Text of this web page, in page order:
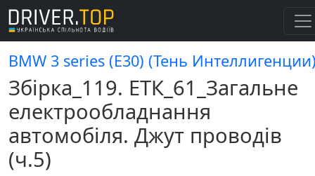
BMW 3 series (E30) (Тень
Збірка_119. ЕТК_61_Загальне
електрообладнання
автомобіля. Джут проводів
(ч.5)